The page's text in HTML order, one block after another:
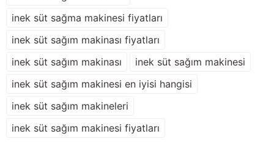
Ürün fiyatı diğer sitelerden daha pahalı.
Bu ürüne benzer farklı alternatifler olmalı.
Deneyimini Paylaş
inek süt sağma makinesi fiyatları
inek süt sağım makinası fiyatları
inek süt sağım makinası
inek süt sağım makinesi
inek süt sağım makinesi en iyisi hangisi
inek süt sağım makineleri
inek süt sağım makinesi fiyatları